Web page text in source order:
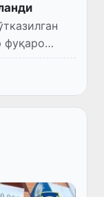
фуқаро
келгани